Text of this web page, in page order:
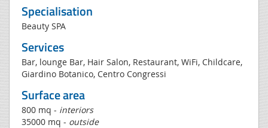
Specialisation
Beauty SPA
Services
Bar, lounge Bar, Hair Salon, Restaurant, WiFi, Childcare,
Giardino Botanico, Centro Congressi
Surface area
800 mq - interiors
35000 mq - outside